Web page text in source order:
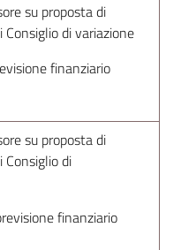
su proposta di
Consiglio di variazione
finanziario
su proposta di
Consiglio di
finanziario